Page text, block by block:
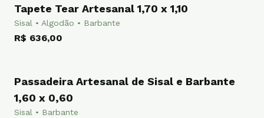
TAPETE
Tapete Tear Artesanal 1,70 x 1,10
Sisal • Algodão • Barbante
R$ 636,00
PASSADEIRA
Passadeira Artesanal de Sisal e Barbante
1,60 x 0,60
Sisal • Barbante